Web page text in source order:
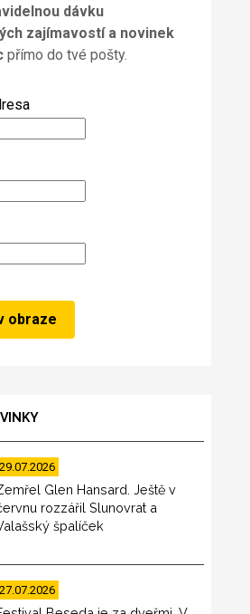
dávku
zajímavostí a novinek
přímo do tvé pošty.
29.07.2026
Glen Hansard. Ještě v
rozzářil Slunovrat a
špalíček
27.07.2026